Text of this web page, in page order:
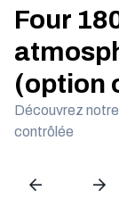
Four
(option
Découvrez
contrôlée